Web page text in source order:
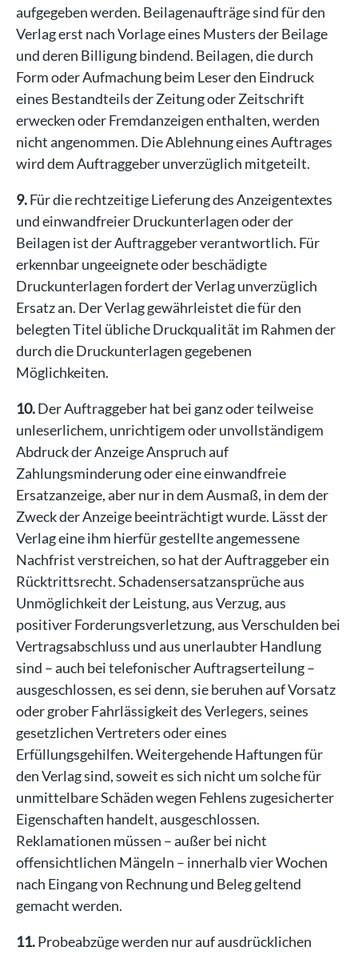
aufgegeben werden. Beilagenaufträge sind für den
Verlag erst nach Vorlage eines Musters der Beilage
und deren Billigung bindend. Beilagen, die durch
Form oder Aufmachung beim Leser den Eindruck
eines Bestandteils der Zeitung oder Zeitschrift
erwecken oder Fremdanzeigen enthalten, werden
nicht angenommen. Die Ablehnung eines Auftrages
wird dem Auftraggeber unverzüglich mitgeteilt.
9.Für die rechtzeitige Lieferung des Anzeigentextes
und einwandfreier Druckunterlagen oder der
Beilagen ist der Auftraggeber verantwortlich. Für
erkennbar ungeeignete oder beschädigte
Druckunterlagen fordert der Verlag unverzüglich
Ersatz an. Der Verlag gewährleistet die für den
belegten Titel übliche Druckqualität im Rahmen der
durch die Druckunterlagen gegebenen
Möglichkeiten.
10.Der Auftraggeber hat bei ganz oder teilweise
unleserlichem, unrichtigem oder unvollständigem
Abdruck der Anzeige Anspruch auf
Zahlungsminderung oder eine einwandfreie
Ersatzanzeige, aber nur in dem Ausmaß, in dem der
Zweck der Anzeige beeinträchtigt wurde. Lässt der
Verlag eine ihm hierfür gestellte angemessene
Nachfrist verstreichen, so hat der Auftraggeber ein
Rücktrittsrecht. Schadensersatzansprüche aus
Unmöglichkeit der Leistung, aus Verzug, aus
positiver Forderungsverletzung, aus Verschulden bei
Vertragsabschluss und aus unerlaubter Handlung
sind – auch bei telefonischer Auftragserteilung –
ausgeschlossen, es sei denn, sie beruhen auf Vorsatz
oder grober Fahrlässigkeit des Verlegers, seines
gesetzlichen Vertreters oder eines
Erfüllungsgehilfen. Weitergehende Haftungen für
den Verlag sind, soweit es sich nicht um solche für
unmittelbare Schäden wegen Fehlens zugesicherter
Eigenschaften handelt, ausgeschlossen.
Reklamationen müssen – außer bei nicht
offensichtlichen Mängeln – innerhalb vier Wochen
nach Eingang von Rechnung und Beleg geltend
gemacht werden.
11.Probeabzüge werden nur auf ausdrücklichen